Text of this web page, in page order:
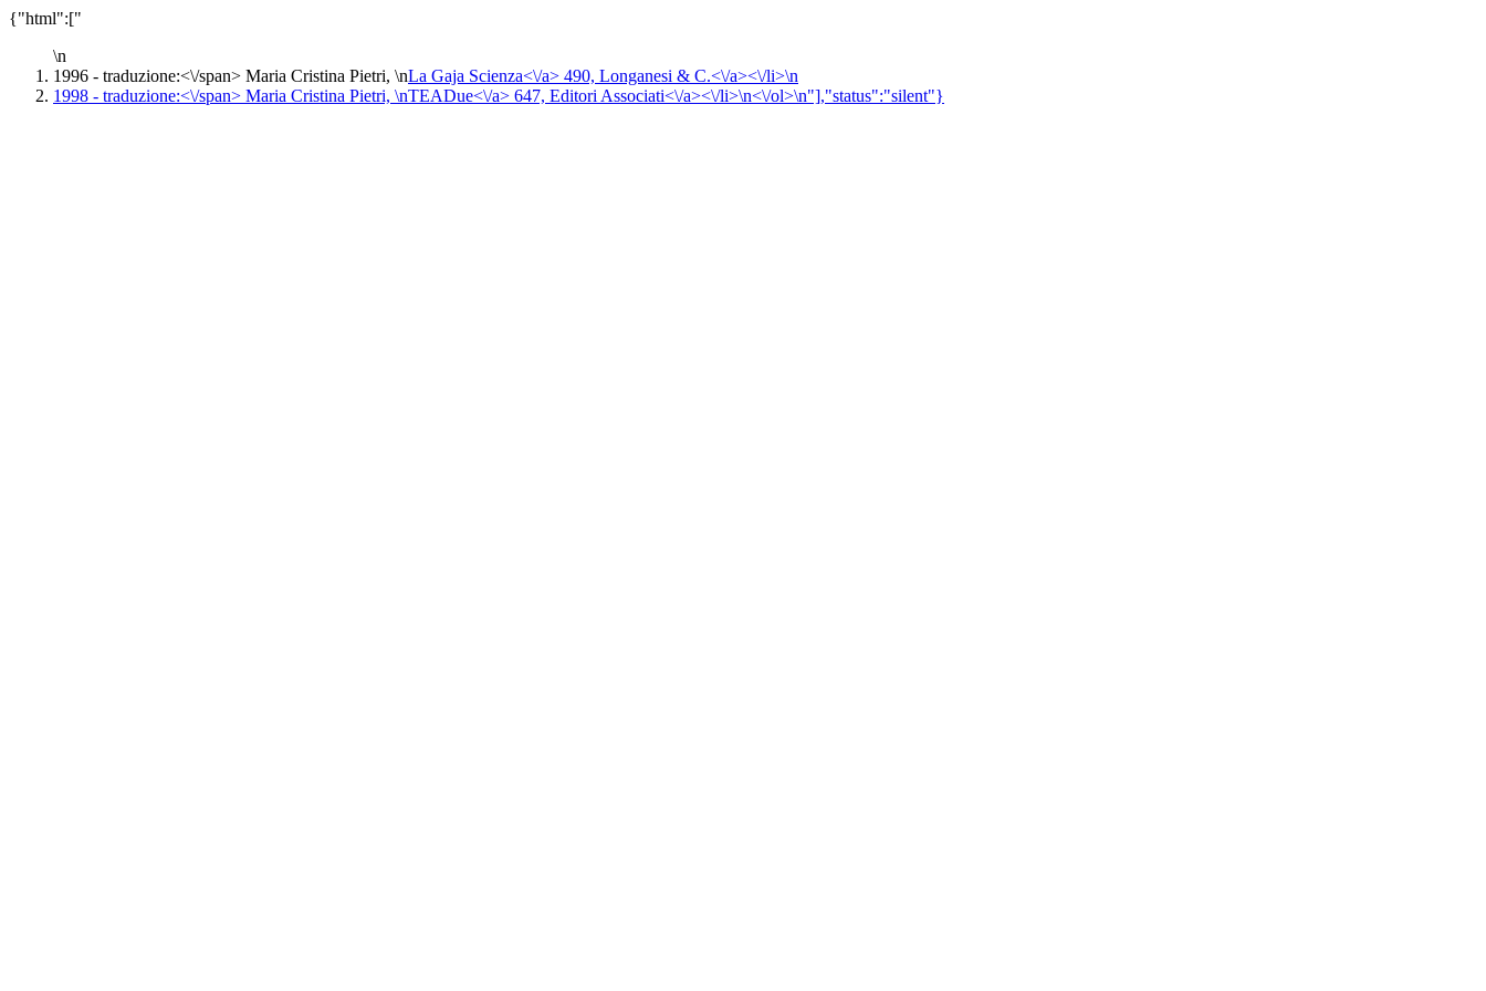
{"html":["
\n
1996 - traduzione:<\/span> Maria Cristina Pietri, \nLa Gaja Scienza<\/a> 490, Longanesi & C.<\/a><\/li>\n
1998 - traduzione:<\/span> Maria Cristina Pietri, \nTEADue<\/a> 647, Editori Associati<\/a><\/li>\n<\/ol>\n"],"status":"silent"}